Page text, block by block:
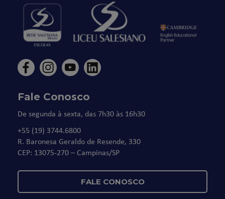
Fale Conosco
De segunda à sexta, das 7h30 às 16h30
+55 (19) 3744.6800
R. Baronesa Geraldo de Resende, 330
CEP: 13075-270 – Campinas/SP
FALE CONOSCO